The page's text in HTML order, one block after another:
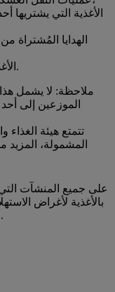
الأغذية التي يشتريها
الهدايا
الأغذية المنقولة في الحقائب الدبلوماسية.
ملاحظة: لا يشمل
الموزعين إلى
تتمتع هيئة الغذاء
المشمولة، المزيد
على جميع المنشآت التي
بالأغذية لأغراض
الأميركية، التسجيل لدى إدارة الغذاء والدواء.